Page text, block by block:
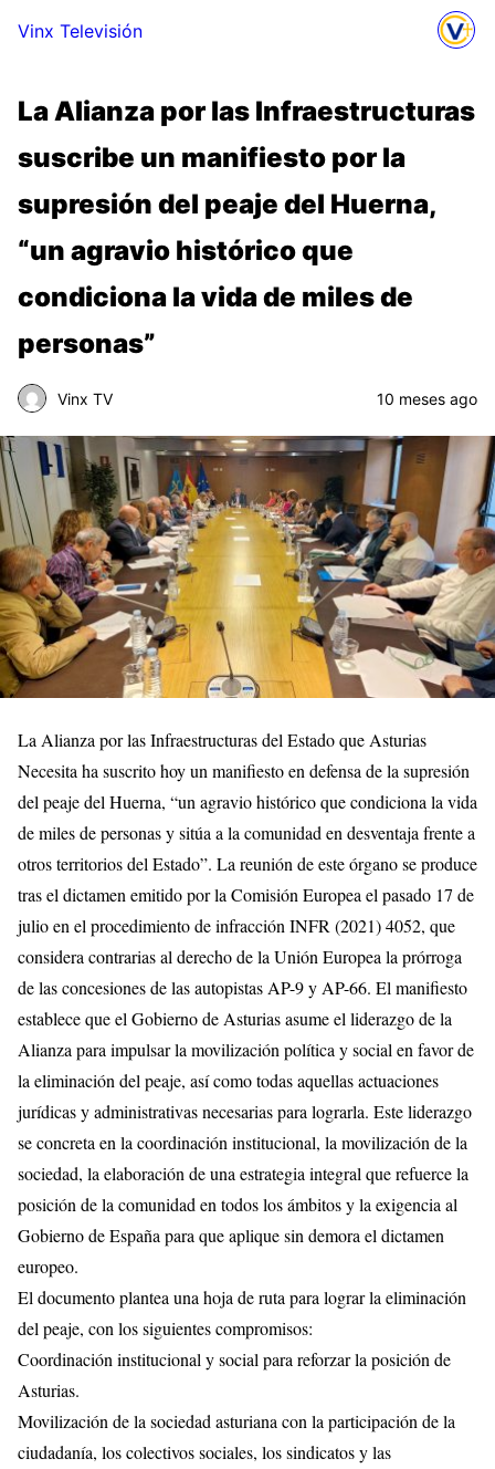
Vinx Televisión
La Alianza por las Infraestructuras
suscribe un manifiesto por la
supresión del peaje del Huerna,
“un agravio histórico que
condiciona la vida de miles de
personas”
Vinx TV 10 meses ago
La Alianza por las Infraestructuras del Estado que Asturias
Necesita ha suscrito hoy un manifiesto en defensa de la supresión
del peaje del Huerna, “un agravio histórico que condiciona la vida
de miles de personas y sitúa a la comunidad en desventaja frente a
otros territorios del Estado”. La reunión de este órgano se produce
tras el dictamen emitido por la Comisión Europea el pasado 17 de
julio en el procedimiento de infracción INFR (2021) 4052, que
considera contrarias al derecho de la Unión Europea la prórroga
de las concesiones de las autopistas AP-9 y AP-66. El manifiesto
establece que el Gobierno de Asturias asume el liderazgo de la
Alianza para impulsar la movilización política y social en favor de
la eliminación del peaje, así como todas aquellas actuaciones
jurídicas y administrativas necesarias para lograrla. Este liderazgo
se concreta en la coordinación institucional, la movilización de la
sociedad, la elaboración de una estrategia integral que refuerce la
posición de la comunidad en todos los ámbitos y la exigencia al
Gobierno de España para que aplique sin demora el dictamen
europeo.
El documento plantea una hoja de ruta para lograr la eliminación
del peaje, con los siguientes compromisos:
Coordinación institucional y social para reforzar la posición de
Asturias.
Movilización de la sociedad asturiana con la participación de la
ciudadanía, los colectivos sociales, los sindicatos y las